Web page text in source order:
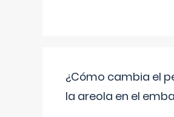
¿Cómo cambia el
la areola en el